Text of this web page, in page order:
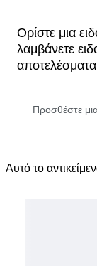
Ορίστε μια
λαμβάνετε
Αυτό το